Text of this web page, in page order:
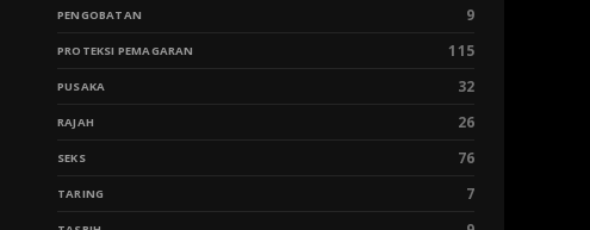
PENGOBATAN 9
PROTEKSI PEMAGARAN 115
PUSAKA 32
RAJAH 26
SEKS 76
TARING 7